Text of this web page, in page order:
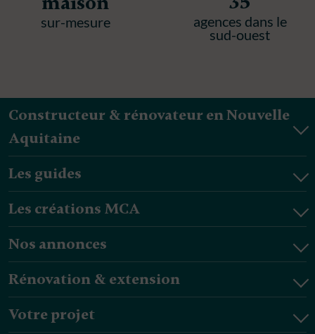
sur-mesure agences dans le
sud-ouest
Constructeur & rénovateur en Nouvelle
Aquitaine
Les guides
Les créations MCA
Nos annonces
Rénovation & extension
Votre projet